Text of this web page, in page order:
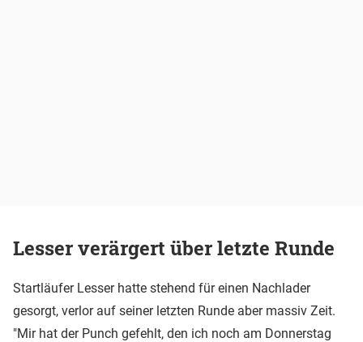
Lesser verärgert über letzte Runde
Startläufer Lesser hatte stehend für einen Nachlader
gesorgt, verlor auf seiner letzten Runde aber massiv Zeit.
"Mir hat der Punch gefehlt, den ich noch am Donnerstag